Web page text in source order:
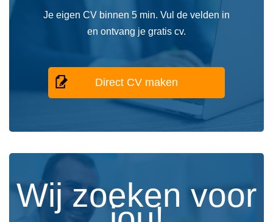
Je eigen CV binnen 5 min. Vul de velden in
en ontvang je gratis cv.
Direct CV maken
Wij zoeken voor